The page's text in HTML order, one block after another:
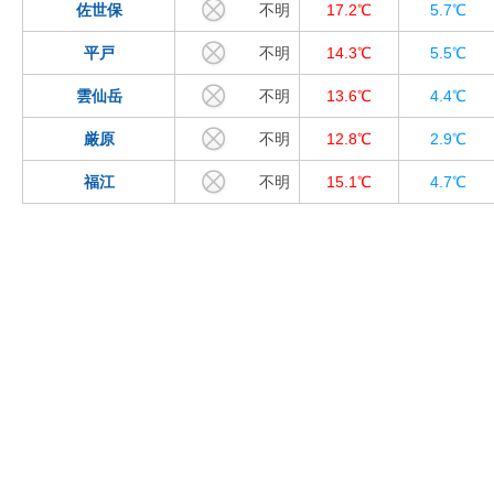
佐世保 不明 17.2℃ 5.7℃
平戸 不明 14.3℃ 5.5℃
雲仙岳 不明 13.6℃ 4.4℃
厳原 不明 12.8℃ 2.9℃
福江 不明 15.1℃ 4.7℃